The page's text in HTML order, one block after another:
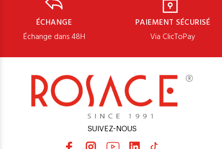
ÉCHANGE
Échange dans 48H
PAIEMENT SÉCURISÉ
Via ClicToPay
SUIVEZ-NOUS